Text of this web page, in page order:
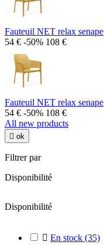
Fauteuil NET relax senape
54 € -50% 108 €
Fauteuil NET relax senape
54 € -50% 108 €
All new products
 ok
Filtrer par
Disponibilité
Disponibilité
 En stock (35)